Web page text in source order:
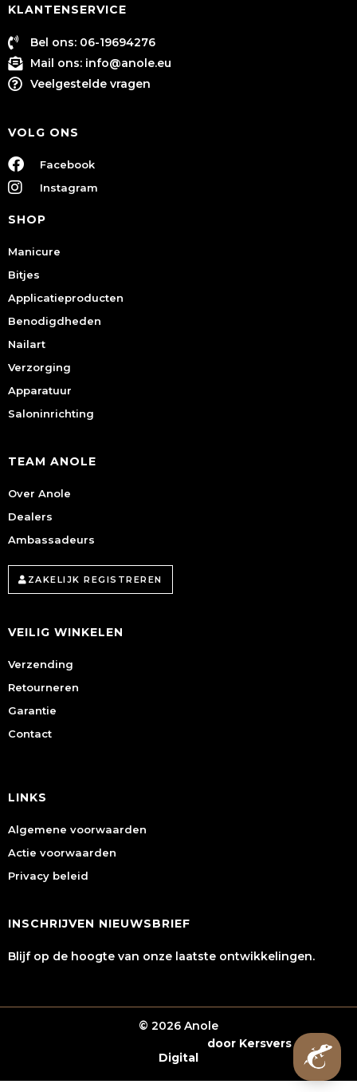
KLANTENSERVICE
Bel ons: 06-19694276
Mail ons: info@anole.eu
Veelgestelde vragen
VOLG ONS
Facebook
Instagram
SHOP
Manicure
Bitjes
Applicatieproducten
Benodigdheden
Nailart
Verzorging
Apparatuur
Saloninrichting
TEAM ANOLE
Over Anole
Dealers
Ambassadeurs
ZAKELIJK REGISTREREN
VEILIG WINKELEN
Verzending
Retourneren
Garantie
Contact
LINKS
Algemene voorwaarden
Actie voorwaarden
Privacy beleid
INSCHRIJVEN NIEUWSBRIEF
Blijf op de hoogte van onze laatste ontwikkelingen.
© 2026 Anole
door Kersvers
Digital